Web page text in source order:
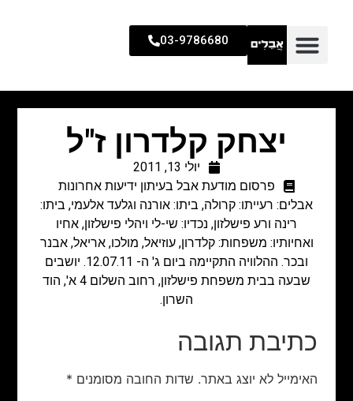
03-9786680
יצחק קלדרון ז"ל
יולי 13, 2011
פרסום מודעת אבל בעיתון ידיעות אחרונות
אבלים: רעייתו: קרולה, ביתו: אורנה וגלעד אלעמי, ביתו:
רינה ורע פישלזון, נכדיו: שי-לי ויהלי פישלזון, אחיו
ואחיותיו: משפחות: קלדרון, עוזיאל, מולכו, אריאל, אבנר
ובכר. ההלוויה התקיימה ביום ג' ה- 12.07.11. יושבים
שבעה בבית משפחת פישלזון, רחוב השלום 4 א', הוד
השרון.
כתיבת תגובה
האימייל לא יוצג באתר. שדות החובה מסומנים *